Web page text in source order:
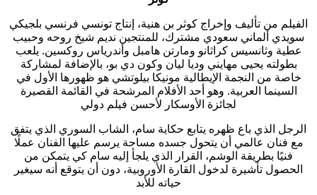
الفيلم من تأليف وإخراج كوثر بن هنية، إنتاج تونسي فرنسي بلجيكي
سويدي ألماني سعودي مشترك، للمنتجين نديم شيخ روحه وحبيب
عطية وثانسيس كراثانو ومارتن هامبل وأندرياس روكسين. يلعب
بطولته يحيى مهايني وديا ليان وكون دي بو، بالإضافة لمشاركة
خاصة من النجمة الإيطالية مونيكا بيلوتشي هو ظهورها الأول في
السينما العربية. وهو أحد الأفلام المرشحة في القائمة القصيرة
لجائزة الأوسكار لأحسن فيلم دولي
الرجل الذي باع ظهره يتابع حكاية سام، الشاب السوري الذي يتفق
مع فنان عالمي أن يتحول جسده مساحة يرسم عليها الفنان عملًا
فنيًا بطريقة الوشم، القرار الذي يلجأ إليه سام كي يتمكن من
الحصول تأشيرة لدخول القارة الأوروبية، دون أن يتوقع أنه سيغير
حياته للأبد